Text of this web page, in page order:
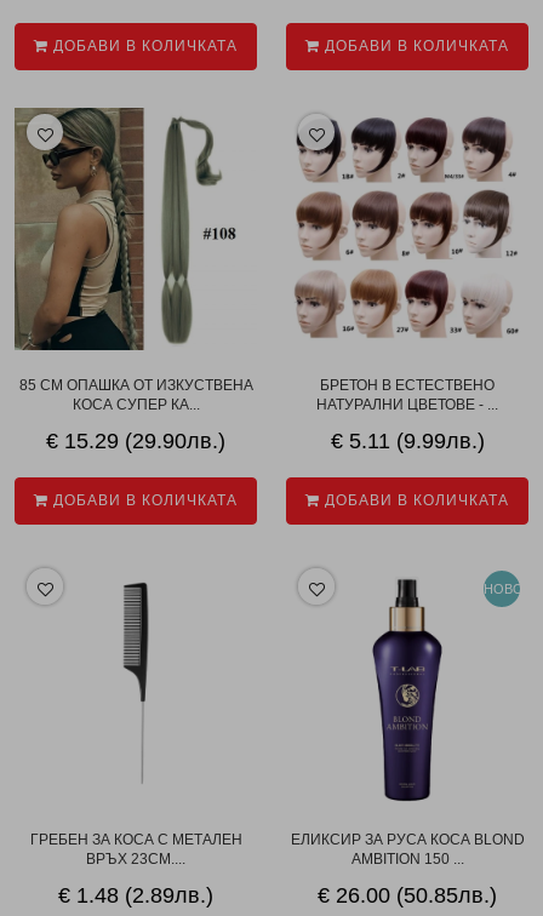
ДОБАВИ В КОЛИЧКАТА ДОБАВИ В КОЛИЧКАТА
85 СМ ОПАШКА ОТ ИЗКУСТВЕНА
КОСА СУПЕР КА...
€ 15.29 (29.90лв.)
ДОБАВИ В КОЛИЧКАТА
БРЕТОН В ЕСТЕСТВЕНО
НАТУРАЛНИ ЦВЕТОВЕ - ...
€ 5.11 (9.99лв.)
ДОБАВИ В КОЛИЧКАТА
ГРЕБЕН ЗА КОСА С МЕТАЛЕН
ВРЪХ 23СМ....
€ 1.48 (2.89лв.)
НОВО
ЕЛИКСИР ЗА РУСА КОСА BLOND
AMBITION 150 ...
€ 26.00 (50.85лв.)